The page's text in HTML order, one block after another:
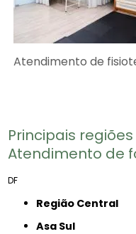
Atendimento de
Principais
Atendimento de
DF
Região Central
Asa Sul